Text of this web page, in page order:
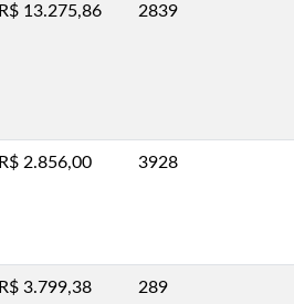
R$ 13.275,86 2839
R$ 2.856,00 3928
R$ 3.799,38 289